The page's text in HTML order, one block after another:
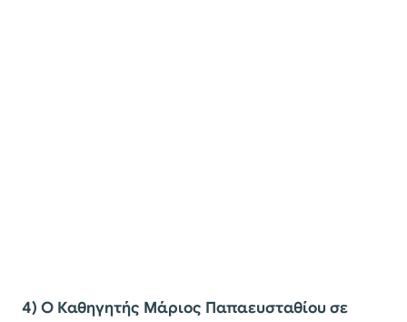
4) Ο Καθηγητής Μάριος Παπαευσταθίου σε